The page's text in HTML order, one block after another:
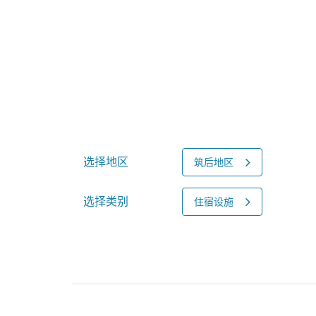
选择地区 筑后地区
选择类别 住宿设施